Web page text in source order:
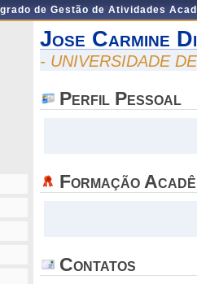
de Gestão de Atividades
Jose Carmine
- UNIVERSIDADE
Perfil Pessoal
Formação
Contatos